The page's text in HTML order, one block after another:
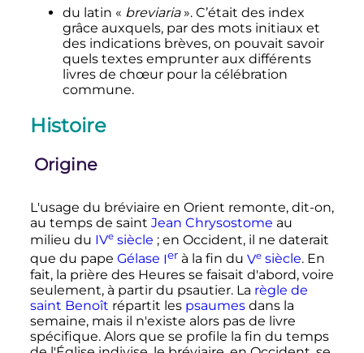
du latin « breviaria ». C’était des index
grâce auxquels, par des mots initiaux et
des indications brèves, on pouvait savoir
quels textes emprunter aux différents
livres de chœur pour la célébration
commune.
Histoire
Origine
L'usage du bréviaire en Orient remonte, dit-on,
au temps de saint Jean Chrysostome au
milieu du IVesiècle ; en Occident, il ne daterait
que du pape Gélase Ierà la fin du Vesiècle. En
fait, la prière des Heures se faisait d'abord, voire
seulement, à partir du psautier. La règle de
saint Benoît répartit les psaumesdans la
semaine, mais il n'existe alors pas de livre
spécifique. Alors que se profile la fin du temps